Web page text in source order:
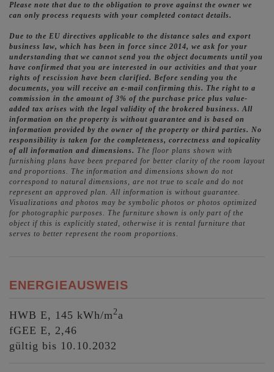
Please note that due to the obligation to prove against the owner we
can only process requests with your completed contact details.
Due to the EU directives applicable to the distance sales and export
business law, which has been in force since 2014, we ask for your
understanding that we cannot send you the object documents until you
have confirmed that you are interested in our activities and that your
rights of rescission have been clarified. Before sending you the
documents, you will receive an e-mail confirming this. The right to a
commission in the amount of 3% of the purchase price plus value-
added tax arises with the legal validity of the brokered business. All
information on the property is without guarantee and is based on
information provided by the owner of the property or third parties. No
responsibility is taken for the completeness, correctness and topicality
of all information and dimensions. The floor plans shown with
furnishing plans have been prepared for better clarity of the room layout
and proportions. The information and dimensions shown do not
correspond to natural dimensions, are not true to scale and do not
represent an approved plan. All information is without guarantee.
Visualizations and photos may be symbolic photos or photos optimized
for photographic purposes. The furniture shown is only part of the
object if this is explicitly stated, otherwise it is rental furniture that
serves to better represent the room proportions.
ENERGIEAUSWEIS
HWB E, 145 kWh/m2a
fGEE E, 2,46
gültig bis 10.10.2032